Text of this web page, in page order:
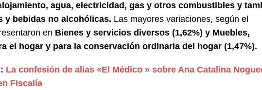
lojamiento, agua, electricidad, gas y otros combustibles y
y bebidas no alcohólicas. Las mayores variaciones, según el
en Bienes y servicios diversos (1,62%) y Muebles,
el hogar y para la conservación ordinaria del hogar (1,47%).
La confesión de alias «El Médico » sobre Ana Catalina
Fiscalía